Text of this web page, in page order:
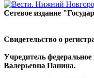
Сетевое издание
Свидетельство о
Учредитель
Валерьевна Панина.